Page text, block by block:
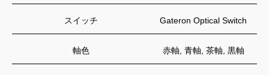
スイッチ Gateron Optical Switch
軸色 赤軸, 青軸, 茶軸, 黒軸